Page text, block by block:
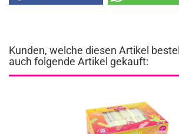
Kunden, welche diesen Artikel
auch folgende Artikel gekauft: